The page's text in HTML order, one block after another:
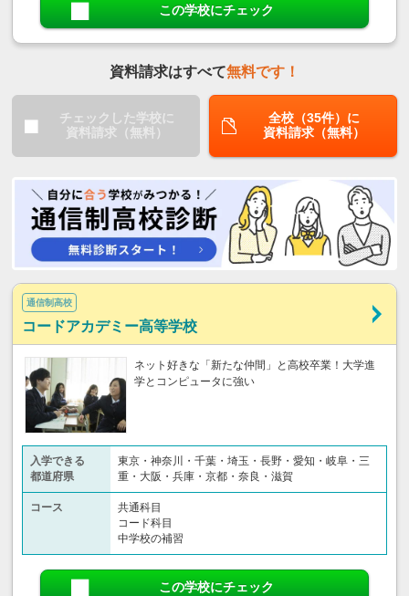
この学校にチェック
資料請求はすべて無料です！
チェックした学校に
資料請求（無料）
全校（35件）に
資料請求（無料）
通信制高校
コードアカデミー高等学校
ネット好きな「新たな仲間」と高校卒業！大学進
学とコンピュータに強い
入学できる
都道府県
東京・神奈川・千葉・埼玉・長野・愛知・岐阜・三
重・大阪・兵庫・京都・奈良・滋賀
コース
共通科目
コード科目
中学校の補習
この学校にチェック